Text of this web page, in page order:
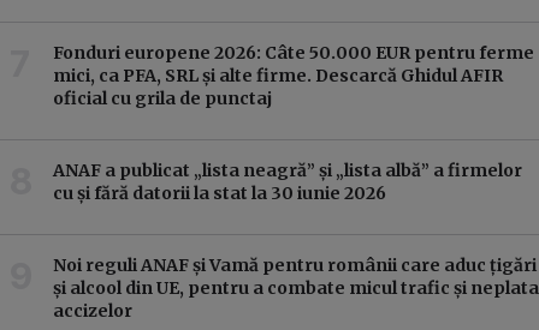
Fonduri europene 2026: Câte 50.000 EUR pentru ferme
mici, ca PFA, SRL și alte firme. Descarcă Ghidul AFIR
oficial cu grila de punctaj
ANAF a publicat „lista neagră” și „lista albă” a firmelor
cu și fără datorii la stat la 30 iunie 2026
Noi reguli ANAF și Vamă pentru românii care aduc țigări
și alcool din UE, pentru a combate micul trafic și neplata
accizelor